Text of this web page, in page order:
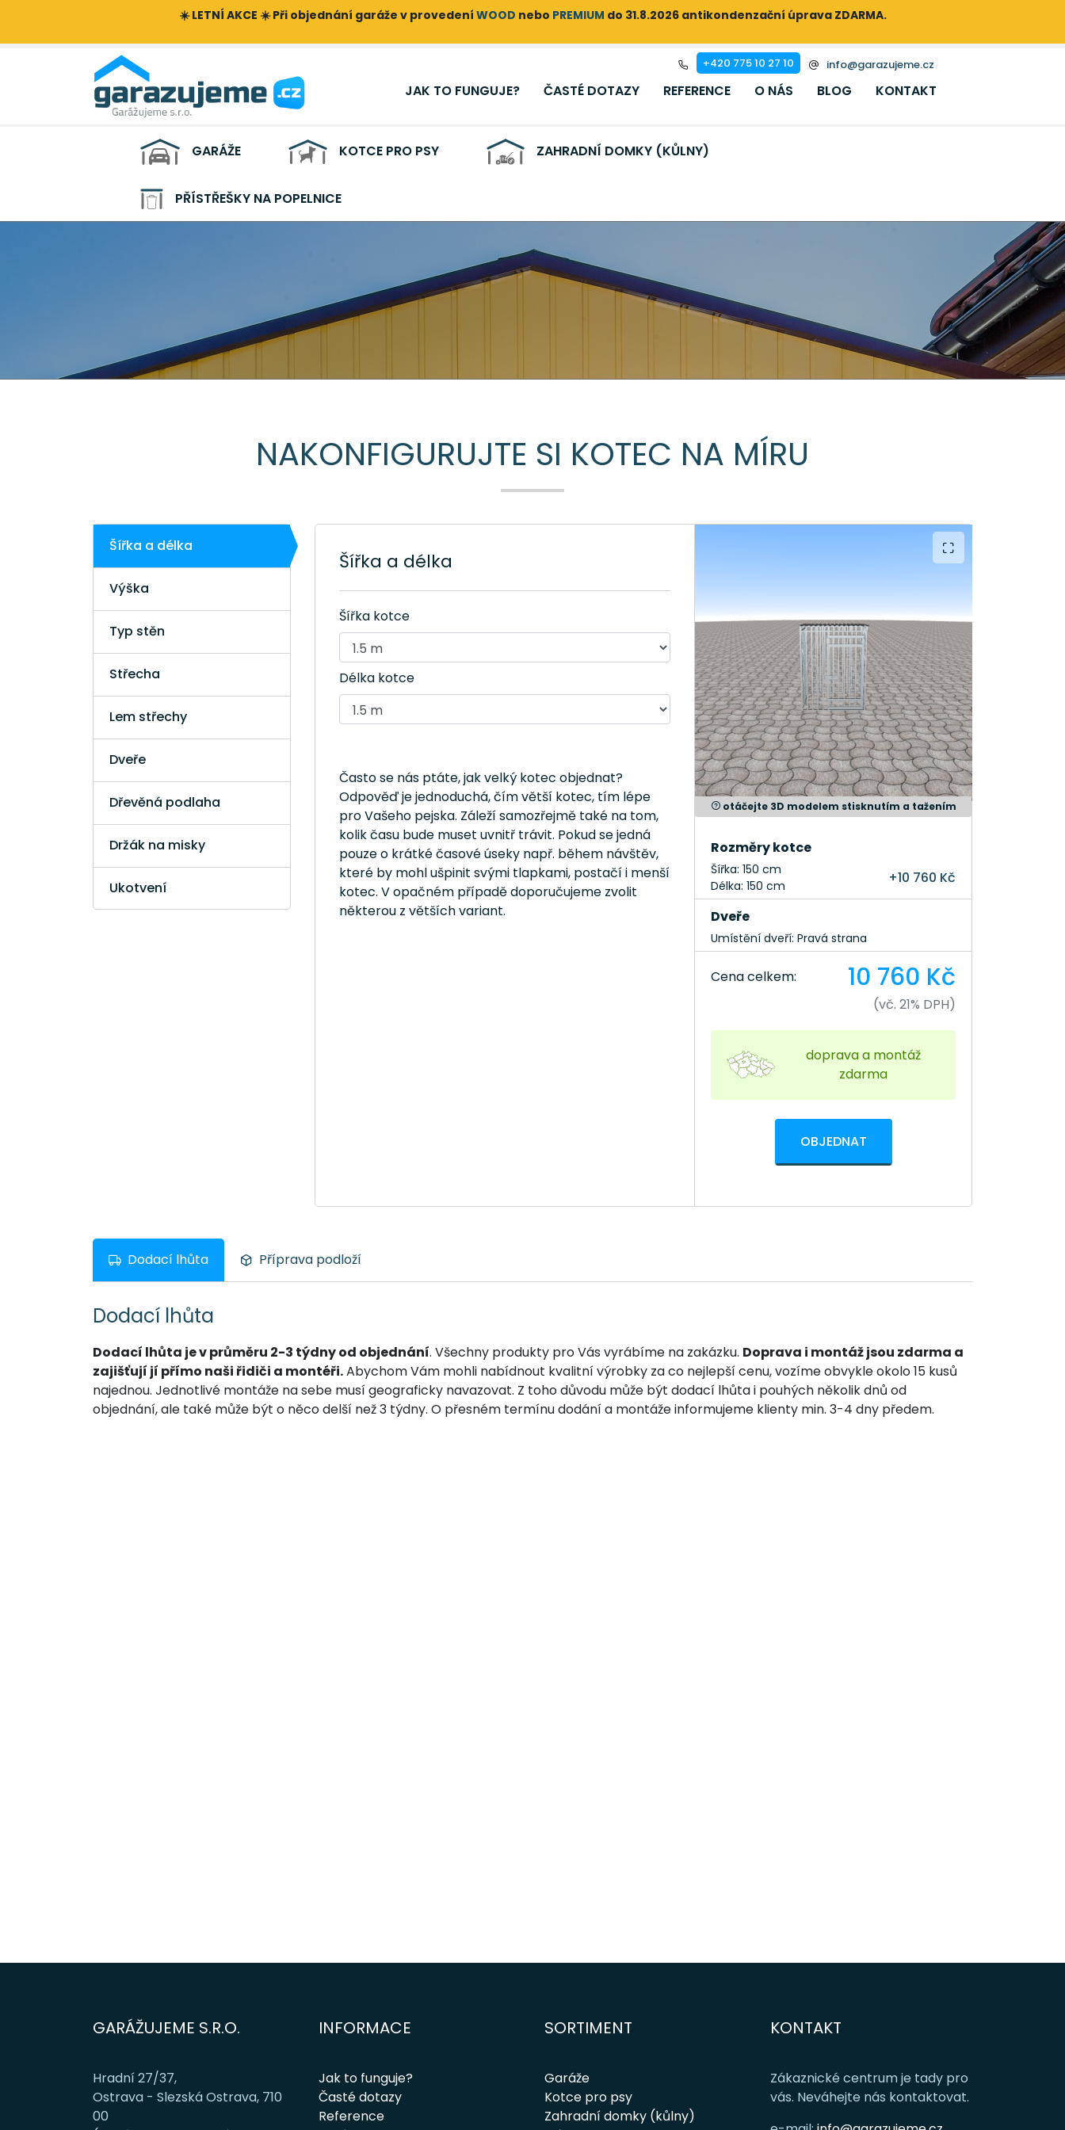
☀️ LETNÍ AKCE ☀️ Při objednání garáže v provedení WOOD nebo PREMIUM do 31.8.2026 antikondenzační úprava ZDARMA.
JAK TO FUNGUJE? ČASTÉ DOTAZY REFERENCE O NÁS BLOG KONTAKT
+420 775 10 27 10 info@garazujeme.cz
GARÁŽE KOTCE PRO PSY ZAHRADNÍ DOMKY (KŮLNY)
PŘÍSTŘEŠKY NA POPELNICE
NAKONFIGURUJTE SI KOTEC NA MÍRU
Šířka a délka
Výška
Typ stěn
Střecha
Lem střechy
Dveře
Dřevěná podlaha
Držák na misky
Ukotvení
Šířka a délka
Šířka kotce
Délka kotce
Často se nás ptáte, jak velký kotec objednat?
Odpověď je jednoduchá, čím větší kotec, tím lépe
pro Vašeho pejska. Záleží samozřejmě také na tom,
kolik času bude muset uvnitř trávit. Pokud se jedná
pouze o krátké časové úseky např. během návštěv,
které by mohl ušpinit svými tlapkami, postačí i menší
kotec. V opačném případě doporučujeme zvolit
některou z větších variant.
otáčejte 3D modelem stisknutím a tažením
Rozměry kotce
Šířka: 150 cm
Délka: 150 cm
+10 760 Kč
Dveře
Umístění dveří: Pravá strana
Cena celkem: 10 760 Kč
(vč. 21% DPH)
doprava a montáž
zdarma
OBJEDNAT
Dodací lhůta Příprava podloží
Dodací lhůta
Dodací lhůta je v průměru 2-3 týdny od objednání. Všechny produkty pro Vás vyrábíme na zakázku. Doprava i montáž jsou zdarma a
zajišťují jí přímo naši řidiči a montéři.Abychom Vám mohli nabídnout kvalitní výrobky za co nejlepší cenu, vozíme obvykle okolo 15 kusů
najednou. Jednotlivé montáže na sebe musí geograficky navazovat. Z toho důvodu může být dodací lhůta i pouhých několik dnů od
objednání, ale také může být o něco delší než 3 týdny. O přesném termínu dodání a montáže informujeme klienty min. 3-4 dny předem.
GARÁŽUJEME S.R.O.
Hradní 27/37,
Ostrava - Slezská Ostrava, 710
00
INFORMACE
Jak to funguje?
Časté dotazy
Reference
SORTIMENT
Garáže
Kotce pro psy
Zahradní domky (kůlny)
KONTAKT
Zákaznické centrum je tady pro
vás. Neváhejte nás kontaktovat.